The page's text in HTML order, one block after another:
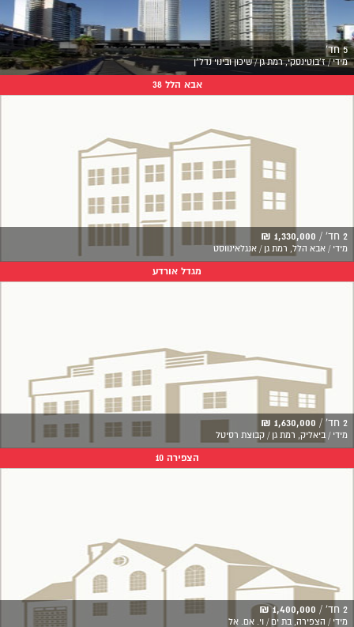
5 חד'
מידי / ז'בוטינסקי, רמת גן / שיכון ובינוי נדל"ן
אבא הלל 38
2 חד' / 1,330,000 ₪
מידי / אבא הלל, רמת גן / אנגלאינווסט
מגדל אורדע
2 חד' / 1,630,000 ₪
מידי / ביאליק, רמת גן / קבוצת רסיטל
הצפירה 10
2 חד' / 1,400,000 ₪
מידי / הצפירה, בת ים / וי. אם. אל